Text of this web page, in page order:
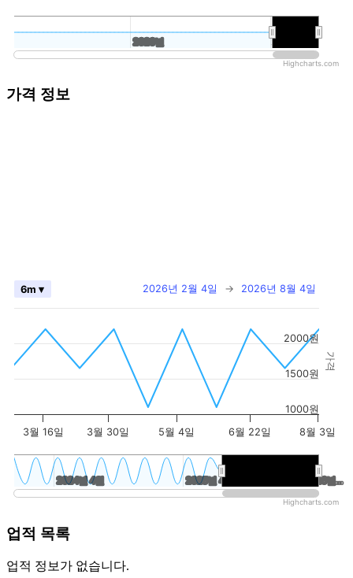
2020년
2020년 2026년
2026년
Highcharts.com
가격 정보
가격
2026년 2월 4일 → 2026년 8월 4일
6m ▾
3월 16일 3월 30일 5월 4일 6월 22일 8월 3일
2024년 4월
2024년 4월 2025년 4월
2025년 4월 2026년…
2026년…
1000원
1500원
2000원
Highcharts.com
업적 목록
업적 정보가 없습니다.